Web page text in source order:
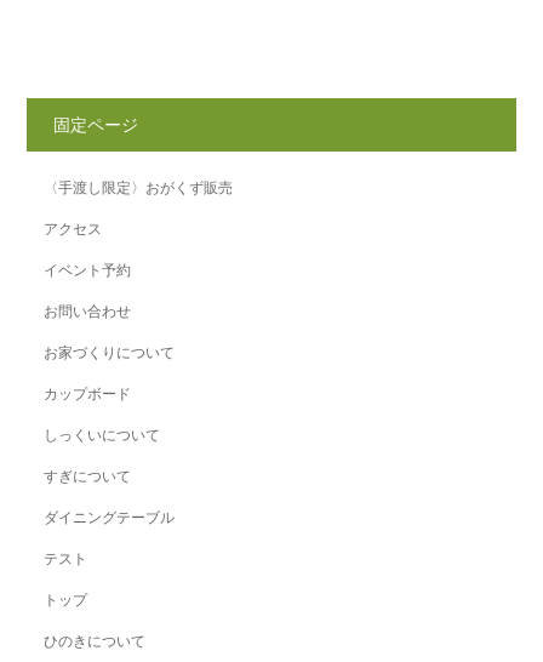
固定ページ
〈手渡し限定〉おがくず販売
アクセス
イベント予約
お問い合わせ
お家づくりについて
カップボード
しっくいについて
すぎについて
ダイニングテーブル
テスト
トップ
ひのきについて